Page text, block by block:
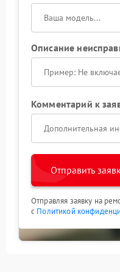
Описание
Комментарий к
Отправить
Отправляя заявку на
с Политикой